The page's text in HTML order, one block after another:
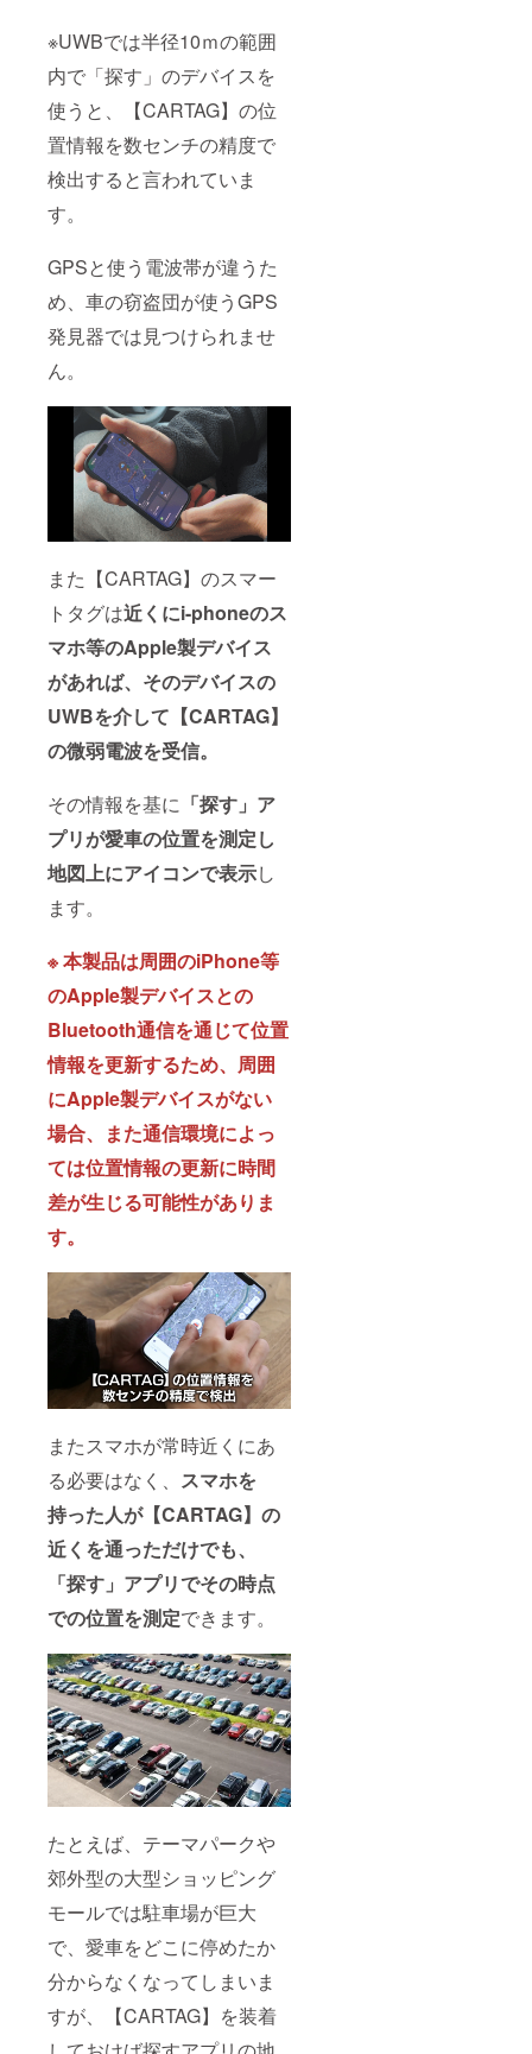
※UWBでは半径10ｍの範囲
内で「探す」のデバイスを
使うと、【CARTAG】の位
置情報を数センチの精度で
検出すると言われていま
す。
GPSと使う電波帯が違うた
め、車の窃盗団が使うGPS
発見器では見つけられませ
ん。
また【CARTAG】のスマー
トタグは近くにi-phoneのス
マホ等のApple製デバイス
があれば、そのデバイスの
UWBを介して【CARTAG】
の微弱電波を受信。
その情報を基に 「探す」ア
プリが愛車の位置を測定し
地図上にアイコンで表示し
ます。
※ 本製品は周囲のiPhone等
のApple製デバイスとの
Bluetooth通信を通じて位置
情報を更新するため、周囲
にApple製デバイスがない
場合、また通信環境によっ
ては位置情報の更新に時間
差が生じる可能性がありま
す。
またスマホが常時近くにあ
る必要はなく、 スマホを
持った人が【CARTAG】の
近くを通っただけでも、
「探す」アプリでその時点
での位置を測定できます。
たとえば、テーマパークや
郊外型の大型ショッピング
モールでは駐車場が巨大
で、愛車をどこに停めたか
分からなくなってしまいま
すが、【CARTAG】を装着